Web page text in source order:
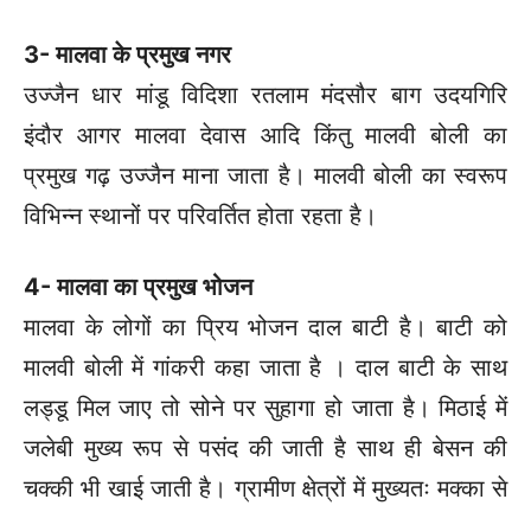
3- मालवा के प्रमुख नगर
उज्जैन धार मांडू विदिशा रतलाम मंदसौर बाग उदयगिरि
इंदौर आगर मालवा देवास आदि किंतु मालवी बोली का
प्रमुख गढ़ उज्जैन माना जाता है। मालवी बोली का स्वरूप
विभिन्न स्थानों पर परिवर्तित होता रहता है।
4- मालवा का प्रमुख भोजन
मालवा के लोगों का प्रिय भोजन दाल बाटी है। बाटी को
मालवी बोली में गांकरी कहा जाता है । दाल बाटी के साथ
लड्डू मिल जाए तो सोने पर सुहागा हो जाता है। मिठाई में
जलेबी मुख्य रूप से पसंद की जाती है साथ ही बेसन की
चक्की भी खाई जाती है। ग्रामीण क्षेत्रों में मुख्यतः मक्का से